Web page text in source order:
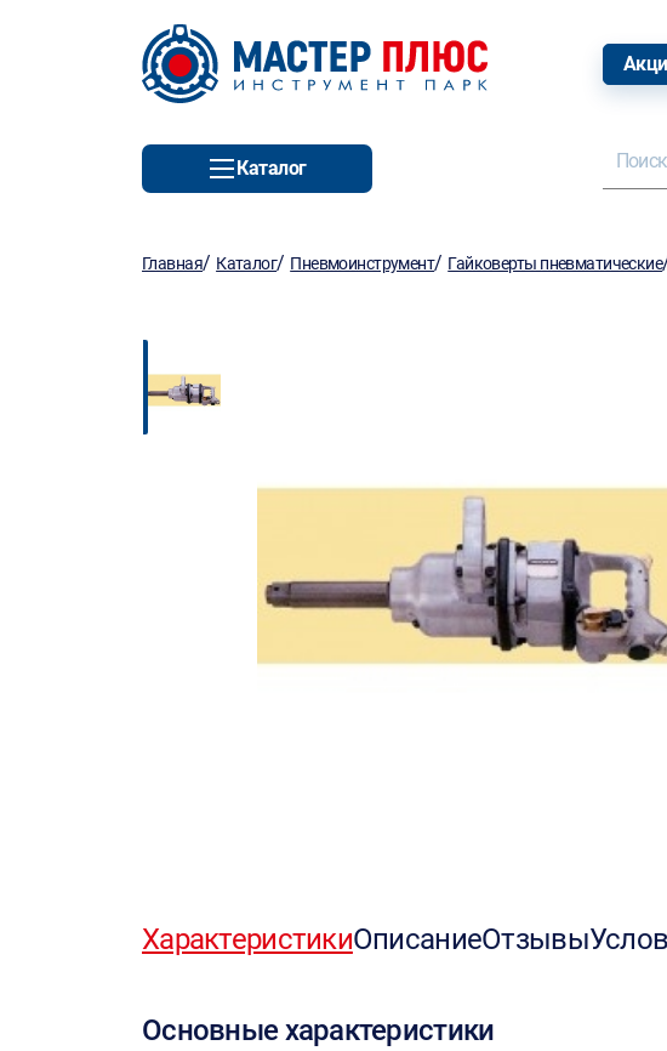
Каталог
Главная/ Каталог/ Пневмоинструмент/ Гайковерты пневматические
ХарактеристикиОписаниеОтзывы
Основные характеристики